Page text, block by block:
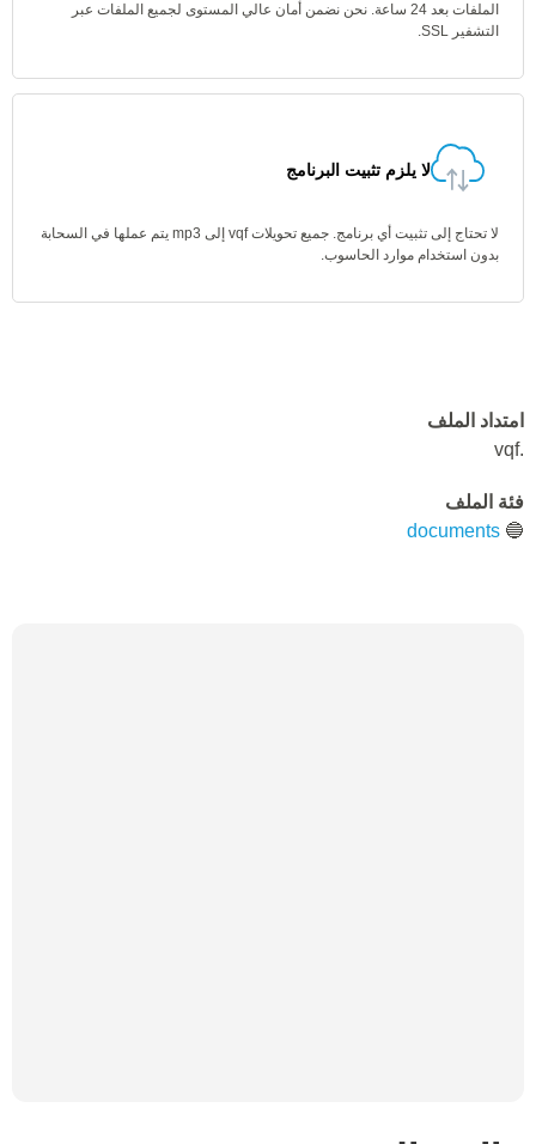
الملفات بعد 24 ساعة. نحن نضمن أمان عالي المستوى لجميع الملفات عبر
التشفير SSL.
لا يلزم تثبيت البرنامج
لا تحتاج إلى تثبيت أي برنامج. جميع تحويلات vqf إلى mp3 يتم عملها في السحابة
بدون استخدام موارد الحاسوب.
امتداد الملف
.vqf
فئة الملف
🔵
documents